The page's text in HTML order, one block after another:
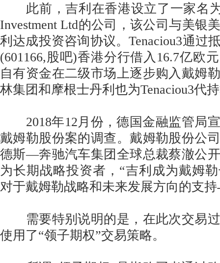
此前，吉利在香港设立了一家名为
Investment Ltd的公司，该公司与美银
利达成投资咨询协议。Tenaciou3通过
(601166,股吧)香港分行借入16.7亿欧
自有资金在二级市场上逐步购入戴姆
林集团和摩根士丹利也为Tenaciou3代
2018年12月份，德国金融监管局
戴姆勒股份案的调查。戴姆勒股份公
德斯—奔驰汽车集团全球总裁蔡澈公
为长期战略投资者，“吉利成为戴姆
对于戴姆勒战略和未来发展方向的支持
需要特别说明的是，在此次交易过
使用了“领子期权”交易策略。